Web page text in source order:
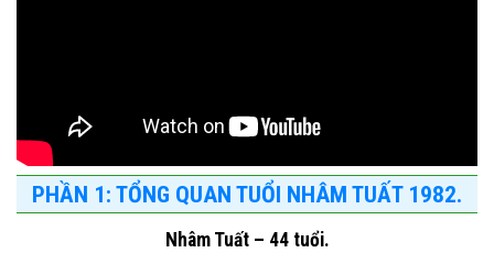
PHẦN 1: TỔNG QUAN TUỔI NHÂM TUẤT 1982.
Nhâm Tuất – 44 tuổi.